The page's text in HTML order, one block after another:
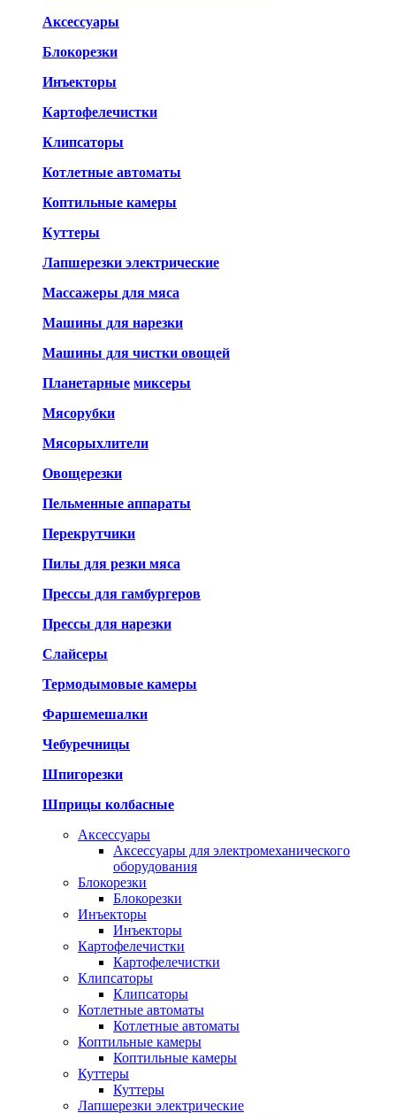
Аксессуары
Блокорезки
Инъекторы
Картофелечистки
Клипсаторы
Котлетные автоматы
Коптильные камеры
Куттеры
Лапшерезки электрические
Массажеры для мяса
Машины для нарезки
Машины для чистки овощей
Планетарные миксеры
Мясорубки
Мясорыхлители
Овощерезки
Пельменные аппараты
Перекрутчики
Пилы для резки мяса
Прессы для гамбургеров
Прессы для нарезки
Слайсеры
Термодымовые камеры
Фаршемешалки
Чебуречницы
Шпигорезки
Шприцы колбасные
Аксессуары
Аксессуары для электромеханического
оборудования
Блокорезки
Блокорезки
Инъекторы
Инъекторы
Картофелечистки
Картофелечистки
Клипсаторы
Клипсаторы
Котлетные автоматы
Котлетные автоматы
Коптильные камеры
Коптильные камеры
Куттеры
Куттеры
Лапшерезки электрические